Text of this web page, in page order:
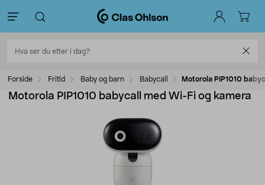
Forside Fritid Baby og barn Babycall Motorola PIP1010
Motorola PIP1010 babycall med Wi-Fi og kamera